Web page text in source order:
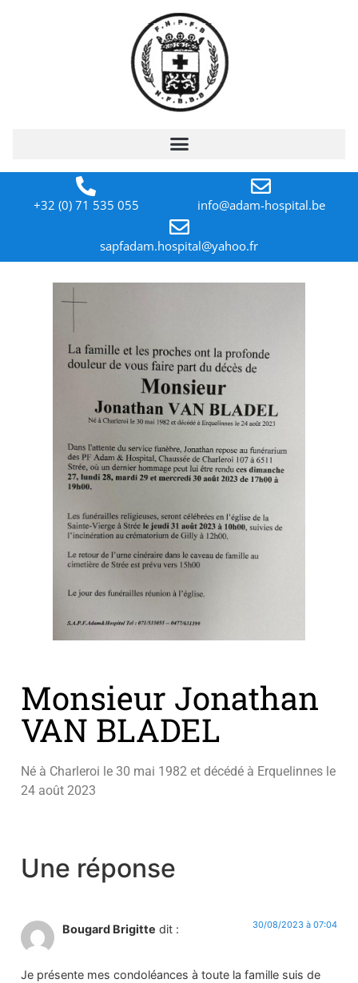
+32 (0) 71 535 055 info@adam-hospital.be
sapfadam.hospital@yahoo.fr
Monsieur Jonathan
VAN BLADEL
Né à Charleroi le 30 mai 1982 et décédé à Erquelinnes le
24 août 2023
Une réponse
Bougard Brigitte dit : 30/08/2023 à 07:04
Je présente mes condoléances à toute la famille suis de